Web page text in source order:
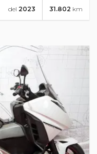
31.802 km
del 2023